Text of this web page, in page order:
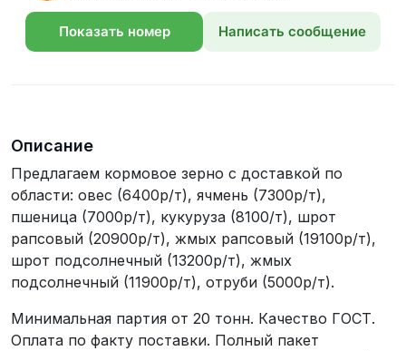
Показать номер Написать сообщение
Описание
Предлагаем кормовое зерно с доставкой по
области: овес (6400р/т), ячмень (7300р/т),
пшеница (7000р/т), кукуруза (8100/т), шрот
рапсовый (20900р/т), жмых рапсовый (19100р/т),
шрот подсолнечный (13200р/т), жмых
подсолнечный (11900р/т), отруби (5000р/т).
Минимальная партия от 20 тонн. Качество ГОСТ.
Оплата по факту поставки. Полный пакет